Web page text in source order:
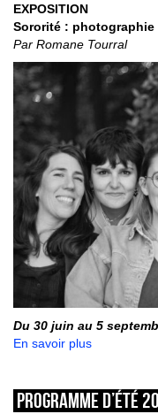
EXPOSITION
Sororité :
Par Romane Tourral
Du 30 juin au 5
En savoir plus
Programme d’été